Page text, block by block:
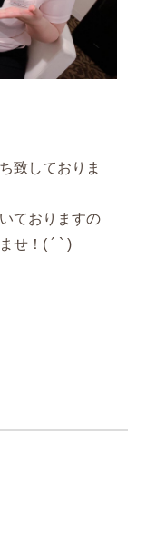
致しておりま
ておりますの
せ！( ´ ` )